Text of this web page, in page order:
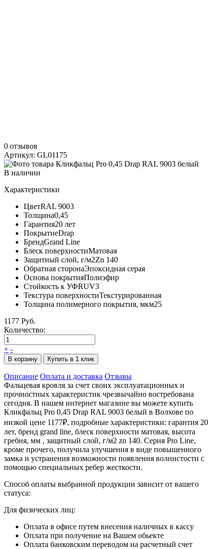
0 отзывов
Артикул: GL01175
В наличии
Характеристики
ЦветRAL 9003
Толщина0,45
Гарантия20 лет
ПокрытиеDrap
БрендGrand Line
Блеск поверхностиМатовая
Защитный слой, г/м2Zn 140
Обратная сторонаЭпоксидная серая
Основа покрытияПолиэфир
Стойкость к УФRUV3
Текстура поверхностиТекстурированная
Толщина полимерного покрытия, мкм25
1177 Руб.
Количество:
+ -
В корзину Купить в 1 клик
Описание Оплата и доставка Отзывы
Фальцевая кровля за счет своих эксплуатационных и
прочностных характеристик чрезвычайно востребована
сегодня. В нашем интернет магазине вы можете купить
Кликфальц Pro 0,45 Drap RAL 9003 белый в Волхове по
низкой цене 1177₽, подробные характеристики: гарантия 20
лет, бренд grand line, блеск поверхности матовая, высота
гребня, мм , защитный слой, г/м2 zn 140. Серия Pro Line,
кроме прочего, получила улучшения в виде повышенного
замка и устранения возможности появления волнистости с
помощью специальных ребер жесткости.
Способ оплаты выбранной продукции зависит от вашего
статуса:
Для физических лиц:
Оплата в офисе путем внесения наличных в кассу
Оплата при получение на Вашем обьекте
Оплата банковским переводом на расчетный счет